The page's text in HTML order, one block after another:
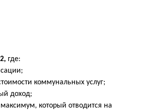
где:
коммунальных услуг;
доход;
который отводится на